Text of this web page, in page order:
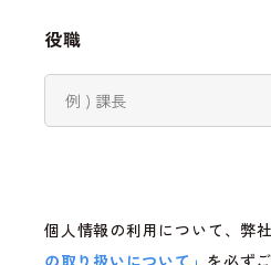
役職
個人情報の利用について、弊
の取り扱いについて」 を必ず